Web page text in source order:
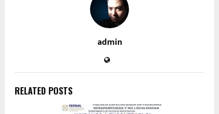
admin
RELATED POSTS